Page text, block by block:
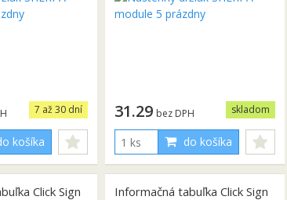
7 až 30 dní
košíka
skladom
31.29 bez DPH
do košíka
Click Sign
Informačná tabuľka Click Sign